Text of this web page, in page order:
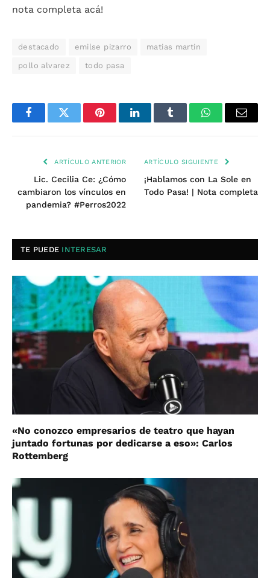
nota completa acá!
destacado emilse pizarro matias martin
pollo alvarez todo pasa
FacebookTwitter PinterestLinkedInTumblr WhatsAppEmail
ARTÍCULO ANTERIOR
Lic. Cecilia Ce: ¿Cómo
cambiaron los vínculos en
pandemia? #Perros2022
ARTÍCULO SIGUIENTE
¡Hablamos con La Sole en
Todo Pasa! | Nota completa
TE PUEDE INTERESAR
«No conozco empresarios de teatro que hayan
juntado fortunas por dedicarse a eso»: Carlos
Rottemberg